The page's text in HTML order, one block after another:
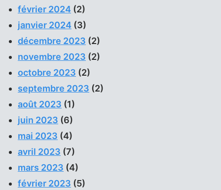
février 2024 (2)
janvier 2024 (3)
décembre 2023 (2)
novembre 2023 (2)
octobre 2023 (2)
septembre 2023 (2)
août 2023 (1)
juin 2023 (6)
mai 2023 (4)
avril 2023 (7)
mars 2023 (4)
février 2023 (5)